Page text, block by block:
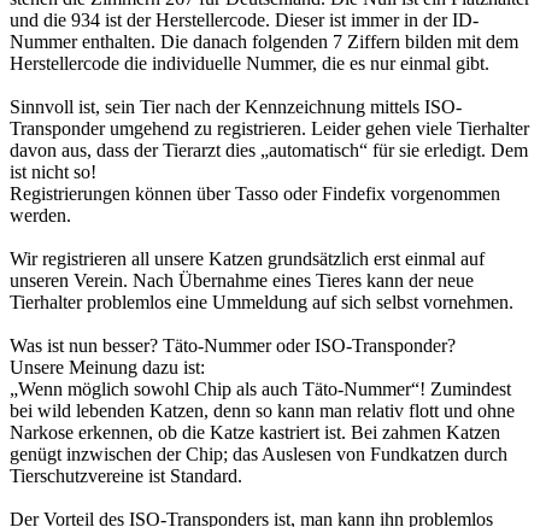
und die 934 ist der Herstellercode. Dieser ist immer in der ID-
Nummer enthalten. Die danach folgenden 7 Ziffern bilden mit dem
Herstellercode die individuelle Nummer, die es nur einmal gibt.
Sinnvoll ist, sein Tier nach der Kennzeichnung mittels ISO-
Transponder umgehend zu registrieren. Leider gehen viele Tierhalter
davon aus, dass der Tierarzt dies „automatisch“ für sie erledigt. Dem
ist nicht so!
Registrierungen können über Tasso oder Findefix vorgenommen
werden.
Wir registrieren all unsere Katzen grundsätzlich erst einmal auf
unseren Verein. Nach Übernahme eines Tieres kann der neue
Tierhalter problemlos eine Ummeldung auf sich selbst vornehmen.
Was ist nun besser? Täto-Nummer oder ISO-Transponder?
Unsere Meinung dazu ist:
„Wenn möglich sowohl Chip als auch Täto-Nummer“! Zumindest
bei wild lebenden Katzen, denn so kann man relativ flott und ohne
Narkose erkennen, ob die Katze kastriert ist. Bei zahmen Katzen
genügt inzwischen der Chip; das Auslesen von Fundkatzen durch
Tierschutzvereine ist Standard.
Der Vorteil des ISO-Transponders ist, man kann ihn problemlos